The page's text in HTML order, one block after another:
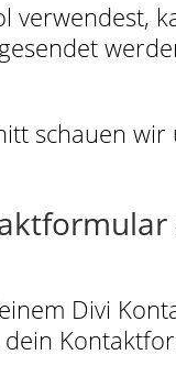
verwendest,
schauen
Divi